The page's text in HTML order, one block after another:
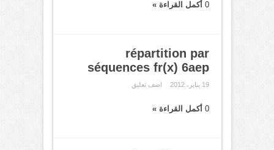
0 أكمل القراءة »
répartition par
séquences fr(x) 6aep
19 يناير، 2012 اضف تعليق
0 أكمل القراءة »